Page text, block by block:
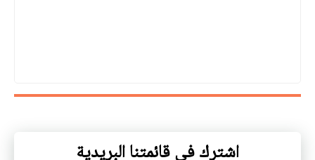
اشترك في قائمتنا البريدية